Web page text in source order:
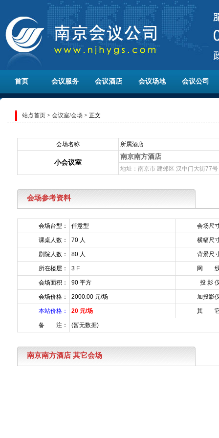
首页 会议服务 会议酒店 会议场地 会议公司
站点首页 > 会议室/会场 > 正文
会场名称 所属酒店
小会议室
南京南方酒店
地址：南京市 建邺区 汉中门大街77
会场参考资料
会场台型： 任意型 会场尺
课桌人数： 70 人 横幅尺
剧院人数： 80 人 背景尺
所在楼层： 3 F 网 线
会场面积： 90 平方 投 影
会场价格： 2000.00 元/场 加投影
本站价格： 20 元/场 其 它
备 注： (暂无数据)
南京南方酒店 其它会场